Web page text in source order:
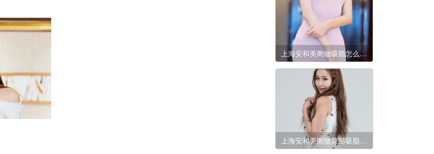
上海安和美阁做吸脂怎么样？多少钱？